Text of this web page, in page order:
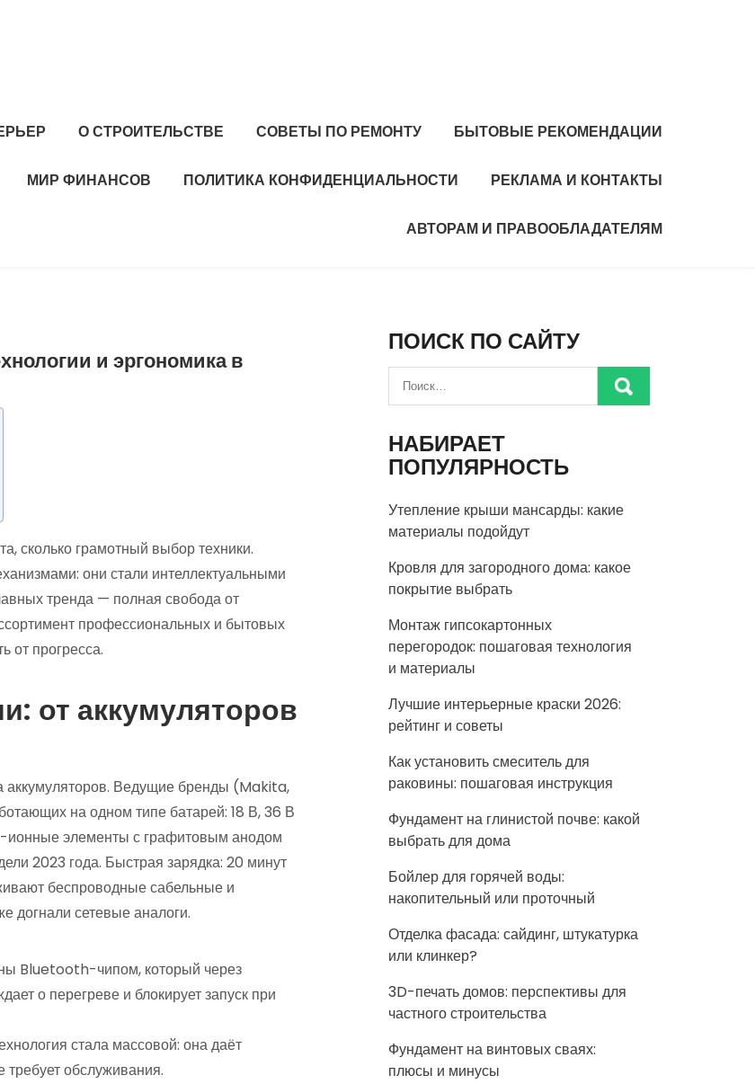
О СТРОИТЕЛЬСТВЕ СОВЕТЫ ПО РЕМОНТУ БЫТОВЫЕ РЕКОМЕНДАЦИИ
МИР ФИНАНСОВ ПОЛИТИКА КОНФИДЕНЦИАЛЬНОСТИ РЕКЛАМА И КОНТАКТЫ
АВТОРАМ И ПРАВООБЛАДАТЕЛЯМ
и эргономика в
сколько грамотный выбор техники.
они стали интеллектуальными
тренда — полная свобода от
профессиональных и бытовых
от прогресса.
от аккумуляторов
Ведущие бренды (Makita,
на одном типе батарей: 18 В, 36 В
элементы с графитовым анодом
2023 года. Быстрая зарядка: 20 минут
беспроводные сабельные и
догнали сетевые аналоги.
Bluetooth-чипом, который через
о перегреве и блокирует запуск при
стала массовой: она даёт
обслуживания.
ПОИСК ПО САЙТУ
НАБИРАЕТ
ПОПУЛЯРНОСТЬ
Утепление крыши мансарды: какие
материалы подойдут
Кровля для загородного дома: какое
покрытие выбрать
Монтаж гипсокартонных
перегородок: пошаговая технология
и материалы
Лучшие интерьерные краски 2026:
рейтинг и советы
Как установить смеситель для
раковины: пошаговая инструкция
Фундамент на глинистой почве: какой
выбрать для дома
Бойлер для горячей воды:
накопительный или проточный
Отделка фасада: сайдинг, штукатурка
или клинкер?
3D-печать домов: перспективы для
частного строительства
Фундамент на винтовых сваях:
плюсы и минусы